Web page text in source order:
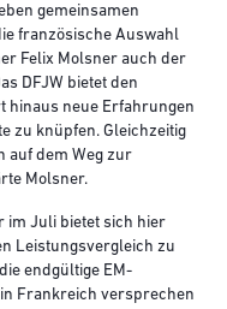
gemeinsamen
französische Auswahl
Felix Molsner auch der
DFJW bietet den
hinaus neue Erfahrungen
zu knüpfen. Gleichzeitig
auf dem Weg zur
Molsner.
im Juli bietet sich hier
Leistungsvergleich zu
endgültige EM-
Frankreich versprechen